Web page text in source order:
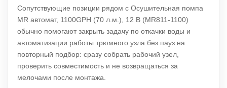
Сопутствующие позиции рядом с Осушительная помпа
MR автомат, 1100GPH (70 л.м.), 12 В (MR811-1100)
обычно помогают закрыть задачу по откачки воды и
автоматизации работы трюмного узла без пауз на
повторный подбор: сразу собрать рабочий узел,
проверить совместимость и не возвращаться за
мелочами после монтажа.